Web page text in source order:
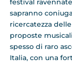
festival ravennate
sapranno
ricercatezza delle
proposte
spesso di raro
Italia, con una